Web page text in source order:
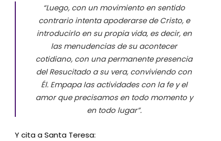
“Luego, con un movimiento en sentido
contrario intenta apoderarse de Cristo, e
introducirlo en su propia vida, es decir, en
las menudencias de su acontecer
cotidiano, con una permanente presencia
del Resucitado a su vera, conviviendo con
Él. Empapa las actividades con la fe y el
amor que precisamos en todo momento y
en todo lugar”.
Y cita a Santa Teresa: